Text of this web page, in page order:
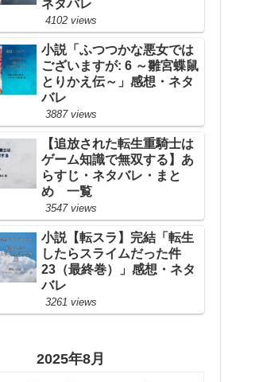
ネタバレ
4102 views
小説「ふつつかな悪女では
ございますが: 6 ～雛宮蝶鼠
とりかえ伝～」感想・ネタ
バレ
3887 views
【追放された転生重騎士は
ゲーム知識で無双する】あ
らすじ・ネタバレ・まと
め 一覧
3547 views
小説【転スラ】完結「転生
したらスライムだった件
23（最終巻）」感想・ネタ
バレ
3261 views
2025年8月